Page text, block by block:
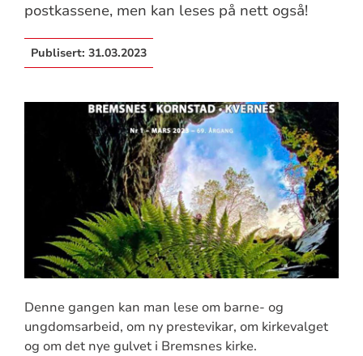
postkassene, men kan leses på nett også!
Publisert: 31.03.2023
Denne gangen kan man lese om barne- og
ungdomsarbeid, om ny prestevikar, om kirkevalget
og om det nye gulvet i Bremsnes kirke.